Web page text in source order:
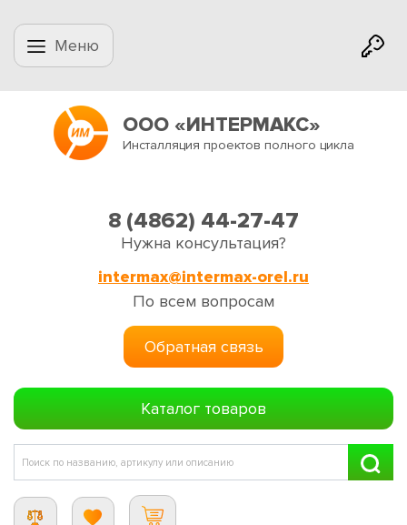
Меню
ООО «ИНТЕРМАКС»
Инсталляция проектов полного цикла
8 (4862) 44-27-47
Нужна консультация?
intermax@intermax-orel.ru
По всем вопросам
Обратная связь
Каталог товаров